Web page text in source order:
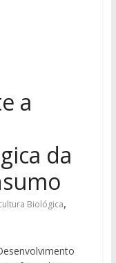
a
da
Biológica,